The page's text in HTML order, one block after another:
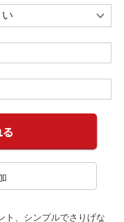
ト、シンプルでさりげな